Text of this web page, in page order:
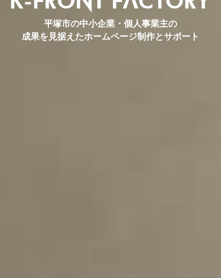
平塚市の中小企業・個人事業主の
成果を見据えたホームページ制作とサポート